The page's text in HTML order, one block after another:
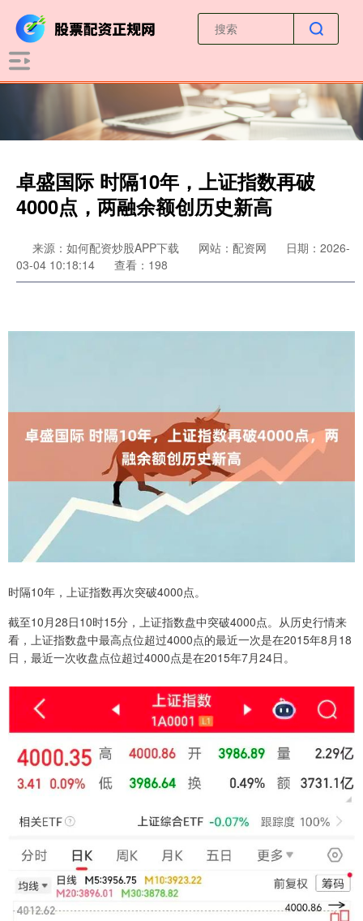
卓盛国际 时隔10年，上证指数再破
4000点，两融余额创历史新高
来源：如何配资炒股APP下载 网站：配资网
日期：2026-
03-04 10:18:14
查看：198
时隔10年，上证指数再次突破4000点。
截至10月28日10时15分，上证指数盘中突破4000点。从历史行情来
看，上证指数盘中最高点位超过4000点的最近一次是在2015年8月18
日，最近一次收盘点位超过4000点是在2015年7月24日。